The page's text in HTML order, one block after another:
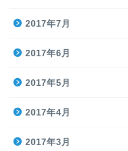
2017年7月
2017年6月
2017年5月
2017年4月
2017年3月